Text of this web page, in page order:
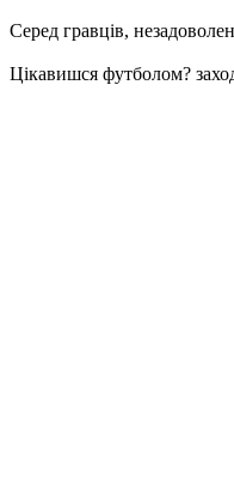
Серед гравців,
Цікавишся футболом?